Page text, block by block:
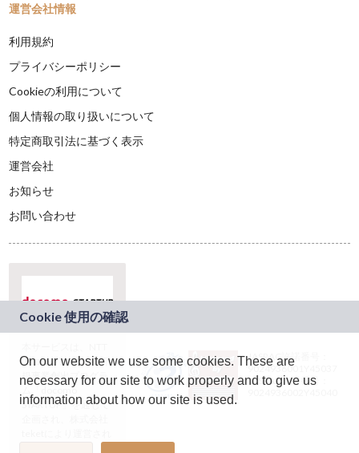
運営会社情報
利用規約
プライバシーポリシー
Cookieの利用について
個人情報の取り扱いについて
特定商取引法に基づく表示
運営会社
お知らせ
お問い合わせ
ドコモグループの新
規事業創出プログラ
ム「docomo
STARTUP」を通じて
JASRAC許諾番号：
9024936001Y45037
JASRAC許諾番号：
On our website we use some cookies. These are
necessary for our site to work properly and to give us
information about how our site is used.